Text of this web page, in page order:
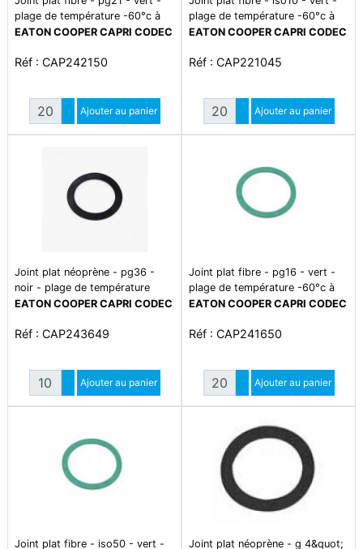
plage de température -60°c à
+140°c
EATON COOPER CAPRI CODEC
Réf : CAP242150
Quantité
Augmenter quantité
Diminuer quantité
Ajouter au panier
plage de température -60°c à
+140°c
EATON COOPER CAPRI CODEC
Réf : CAP221045
Quantité
Augmenter quantité
Diminuer quantité
Ajouter au panier
Joint plat néoprène - pg36 -
noir - plage de température
-35°c à +120°c
EATON COOPER CAPRI CODEC
Réf : CAP243649
Quantité
Augmenter quantité
Diminuer quantité
Ajouter au panier
Joint plat fibre - pg16 - vert -
plage de température -60°c à
+140°c
EATON COOPER CAPRI CODEC
Réf : CAP241650
Quantité
Augmenter quantité
Diminuer quantité
Ajouter au panier
Joint plat fibre - iso50 - vert - Joint plat néoprène - g 4&quot;